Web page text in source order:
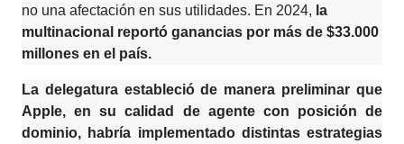
no una afectación en sus utilidades. En 2024, la
multinacional reportó ganancias por más de $33.000
millones en el país.
La delegatura estableció de manera preliminar que
Apple, en su calidad de agente con posición de
dominio, habría implementado distintas estrategias